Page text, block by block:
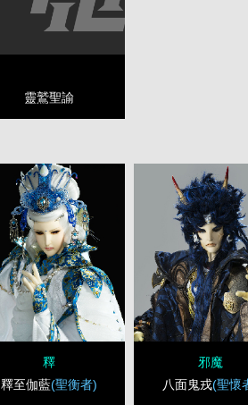
靈鷲聖諭
釋
釋至伽藍(聖衡者)
邪魔
八面鬼戎(聖懷